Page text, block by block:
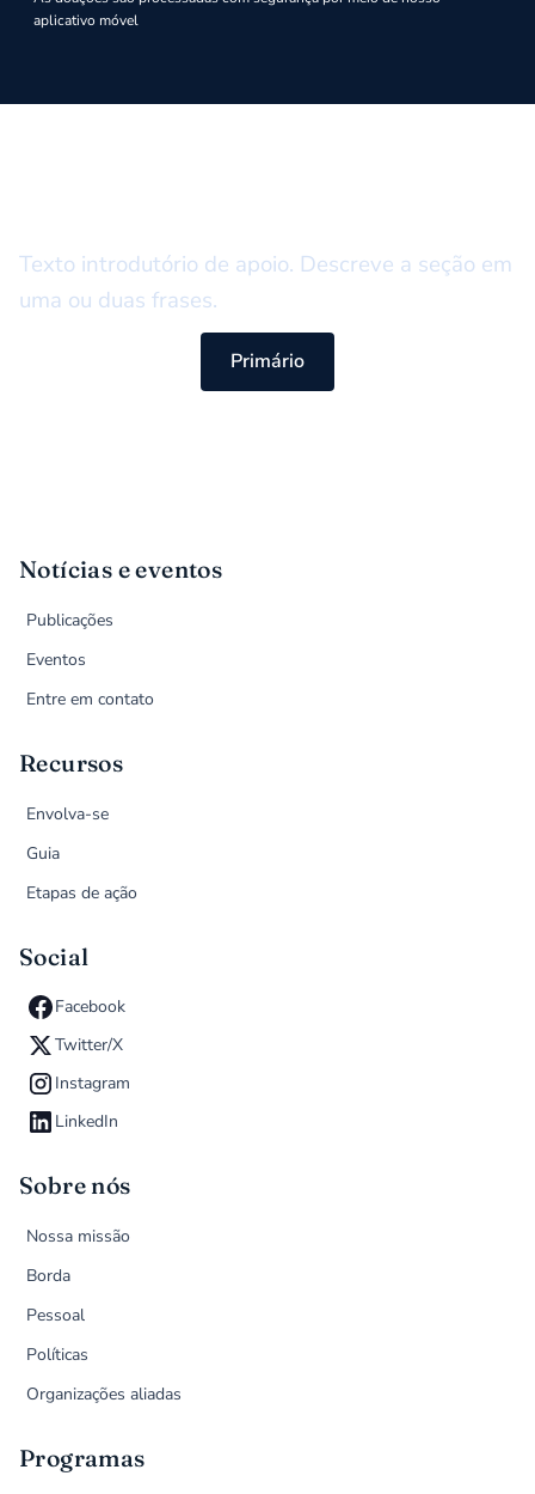
aplicativo móvel
Texto introdutório de apoio. Descreve a seção em
uma ou duas frases.
Primário
Notícias e eventos
Publicações
Eventos
Entre em contato
Recursos
Envolva-se
Guia
Etapas de ação
Social
Facebook
Twitter/X
Instagram
LinkedIn
Sobre nós
Nossa missão
Borda
Pessoal
Políticas
Organizações aliadas
Programas